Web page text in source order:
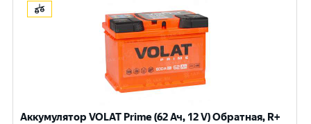
Аккумулятор VOLAT Prime (62 Ач, 12 V) Обратная, R+